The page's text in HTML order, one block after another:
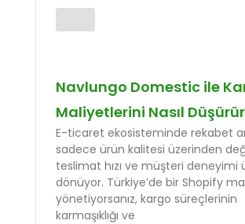
Navlungo Domestic ile
Maliyetlerini Nasıl
E-ticaret ekosisteminde rekabet
sadece ürün kalitesi üzerinden
teslimat hızı ve müşteri deneyimi
dönüyor. Türkiye’de bir Shopify
yönetiyorsanız, kargo süreçlerinin
karmaşıklığı ve